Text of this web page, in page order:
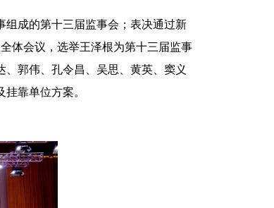
组成的第十三届监事会；表决通过新
体会议，选举王泽根为第十三届监事
郭伟、孔令昌、吴思、黄英、窦义
靠单位方案。